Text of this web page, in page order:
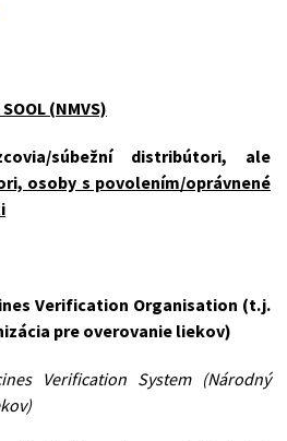
(NMVS)
súbežní distribútori, ale
osoby s povolením/oprávnené
Verification Organisation (t.j.
pre overovanie liekov)
Verification System (Národný